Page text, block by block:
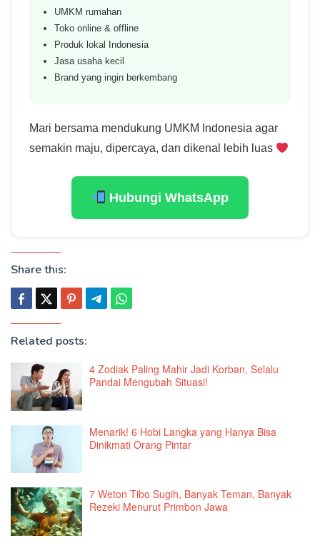
UMKM rumahan
Toko online & offline
Produk lokal Indonesia
Jasa usaha kecil
Brand yang ingin berkembang
Mari bersama mendukung UMKM Indonesia agar
semakin maju, dipercaya, dan dikenal lebih luas
Hubungi WhatsApp
Share this:
Related posts:
4 Zodiak Paling Mahir Jadi Korban, Selalu
Pandai Mengubah Situasi!
Menarik! 6 Hobi Langka yang Hanya Bisa
Dinikmati Orang Pintar
7 Weton Tibo Sugih, Banyak Teman, Banyak
Rezeki Menurut Primbon Jawa